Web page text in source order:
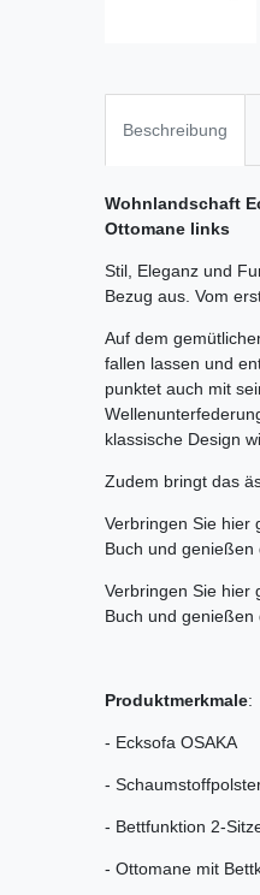
Beschreibung
Wohnlandschaft
Ottomane links
Stil, Eleganz und
Bezug aus. Vom
Auf dem
fallen lassen und
punktet auch mit
klassische Design
Zudem bringt das
Verbringen Sie hier
Buch und genießen
Verbringen Sie hier
Buch und
Produktmerkmale:
- Ecksofa OSAKA
-
- Bettfunktion 2-
- Ottomane mit